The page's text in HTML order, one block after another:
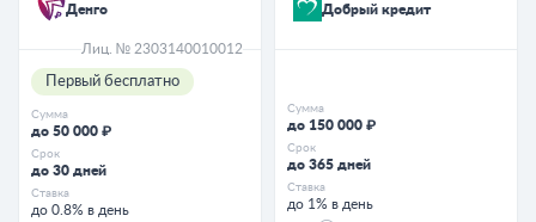
Денго
Лиц. № 2303140010012
Первый бесплатно
Сумма
до 50 000 ₽
Срок
до 30 дней
Ставка
до 0.8% в день
Добрый кредит
Сумма
до 150 000 ₽
Срок
до 365 дней
Ставка
до 1% в день